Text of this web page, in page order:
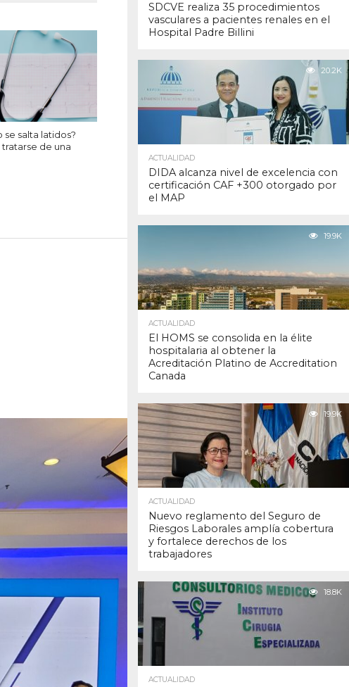
se salta latidos?
de una
SDCVE realiza 35 procedimientos
vasculares a pacientes renales en el
Hospital Padre Billini
20.2K
ACTUALIDAD
DIDA alcanza nivel de excelencia con
certificación CAF +300 otorgado por
el MAP
19.9K
ACTUALIDAD
El HOMS se consolida en la élite
hospitalaria al obtener la
Acreditación Platino de Accreditation
Canada
19.9K
ACTUALIDAD
Nuevo reglamento del Seguro de
Riesgos Laborales amplía cobertura
y fortalece derechos de los
trabajadores
18.8K
ACTUALIDAD